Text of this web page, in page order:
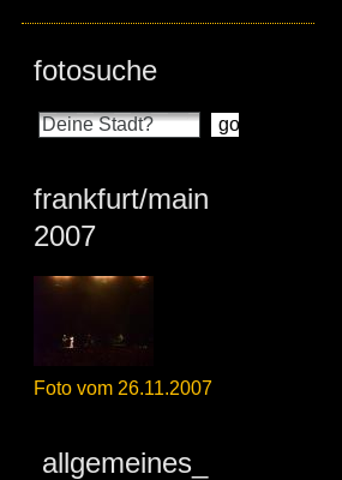
fotosuche
frankfurt/main
2007
Foto vom 26.11.2007
allgemeines_